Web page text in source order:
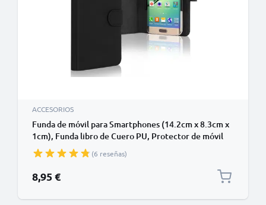
ACCESORIOS
Funda de móvil para Smartphones (14.2cm x 8.3cm x
1cm), Funda libro de Cuero PU, Protector de móvil
con cierre magnético y tarjetero de color negro,
Shockproof Phone Case
(6 reseñas)
8,95 €